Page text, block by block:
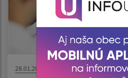
28.01.2026